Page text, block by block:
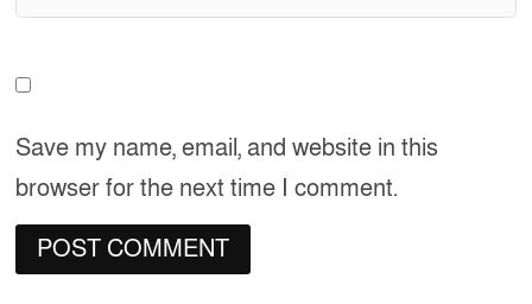
Save my name, email, and website in this
browser for the next time I comment.